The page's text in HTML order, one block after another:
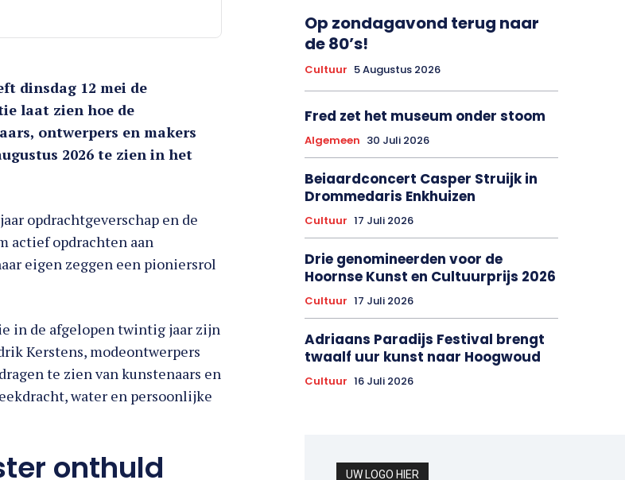
dinsdag 12 mei de
laat zien hoe de
ontwerpers en makers
2026 te zien in het
opdrachtgeverschap en de
actief opdrachten aan
eigen zeggen een pioniersrol
in de afgelopen twintig jaar zijn
Kerstens, modeontwerpers
te zien van kunstenaars en
water en persoonlijke
onthuld
Op zondagavond terug naar
de 80’s!
Cultuur 5 Augustus 2026
Fred zet het museum onder stoom
Algemeen 30 Juli 2026
Beiaardconcert Casper Struijk in
Drommedaris Enkhuizen
Cultuur 17 Juli 2026
Drie genomineerden voor de
Hoornse Kunst en Cultuurprijs 2026
Cultuur 17 Juli 2026
Adriaans Paradijs Festival brengt
twaalf uur kunst naar Hoogwoud
Cultuur 16 Juli 2026
UW LOGO HIER